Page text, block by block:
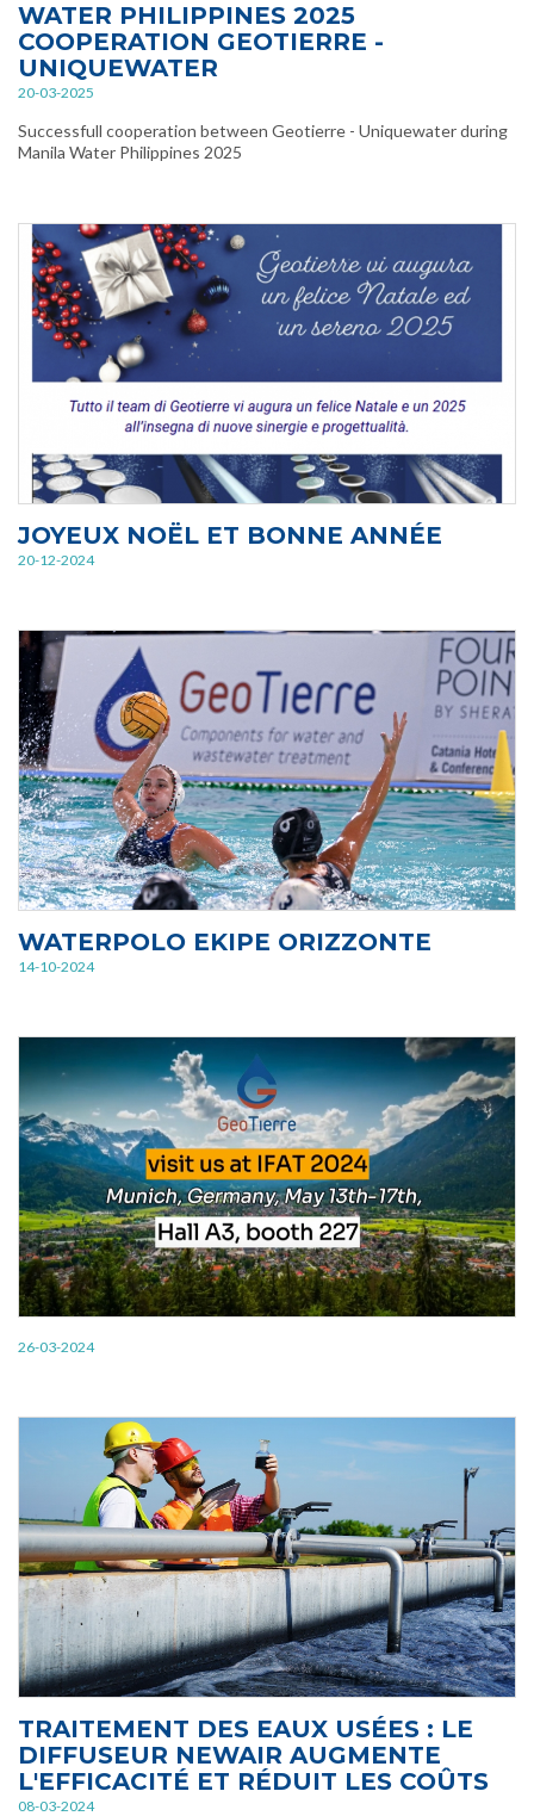
WATER PHILIPPINES 2025
COOPERATION GEOTIERRE -
UNIQUEWATER
20-03-2025
Successfull cooperation between Geotierre - Uniquewater during
Manila Water Philippines 2025
JOYEUX NOËL ET BONNE ANNÉE
20-12-2024
WATERPOLO EKIPE ORIZZONTE
14-10-2024
26-03-2024
TRAITEMENT DES EAUX USÉES : LE
DIFFUSEUR NEWAIR AUGMENTE
L'EFFICACITÉ ET RÉDUIT LES COÛTS
08-03-2024